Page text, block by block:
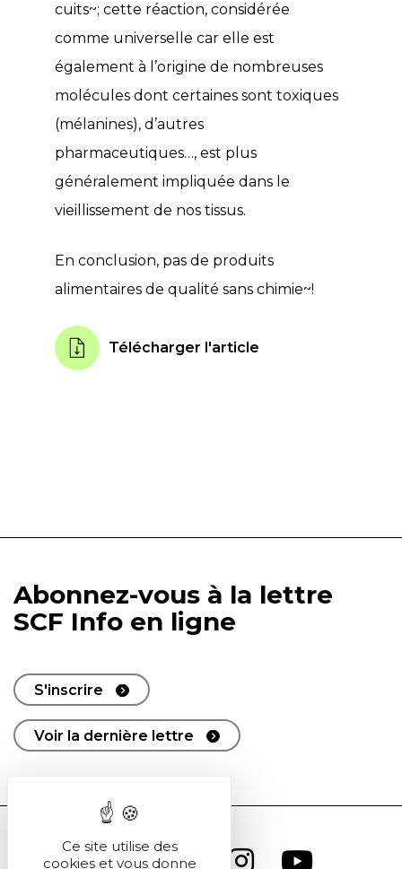
cuits~; cette réaction, considérée
comme universelle car elle est
également à l’origine de nombreuses
molécules dont certaines sont toxiques
(mélanines), d’autres
pharmaceutiques…, est plus
généralement impliquée dans le
vieillissement de nos tissus.
En conclusion, pas de produits
alimentaires de qualité sans chimie~!
Télécharger l'article
Abonnez-vous à la lettre
SCF Info en ligne
S'inscrire
Voir la dernière lettre
Ce site utilise des
cookies et vous donne